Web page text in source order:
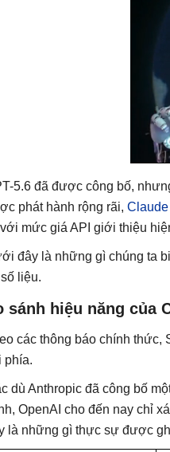
5.6 đã được công bố,
phát hành rộng rãi,
mức giá API giới thiệu
đây là những gì chúng ta
liệu.
sánh hiệu năng của
các thông báo chính thức,
phía.
dù Anthropic đã công bố
OpenAI cho đến nay chỉ
là những gì thực sự được